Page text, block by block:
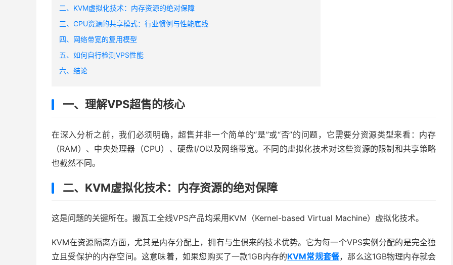
二、KVM虚拟化技术：内存资源的绝对保障
三、CPU资源的共享模式：行业惯例与性能底线
四、网络带宽的复用模型
五、如何自行检测VPS性能
六、结论
一、理解VPS超售的核心
在深入分析之前，我们必须明确，超售并非一个简单的“是”或“否”的问题，它需要分资源类型来看：内存
（RAM）、中央处理器（CPU）、硬盘I/O以及网络带宽。不同的虚拟化技术对这些资源的限制和共享策略
也截然不同。
二、KVM虚拟化技术：内存资源的绝对保障
这是问题的关键所在。搬瓦工全线VPS产品均采用KVM（Kernel-based Virtual Machine）虚拟化技术。
KVM在资源隔离方面，尤其是内存分配上，拥有与生俱来的技术优势。它为每一个VPS实例分配的是完全独
立且受保护的内存空间。这意味着，如果您购买了一款1GB内存的KVM常规套餐，那么这1GB物理内存就会